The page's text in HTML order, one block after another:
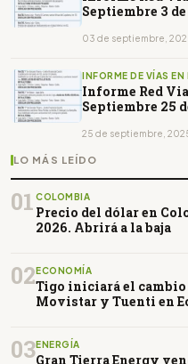
Septiembre 3
03 de septiembre,
INFORME DE VÍAS
Informe Red
Septiembre 25
25 de septiembre,
LO MÁS LEÍDO
01 COLOMBIA
Precio del dólar en
2026. Abrirá a la baja
02 ECONOMÍA
Tigo iniciará el cambio
Movistar y Tuenti en
03ENERGÍA
Gran Tierra Energy